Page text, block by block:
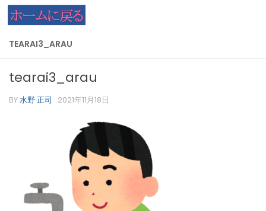
コンテンツへスキップ
TEARAI3_ARAU
tearai3_arau
BY水野 正司 · 2021年11月18日